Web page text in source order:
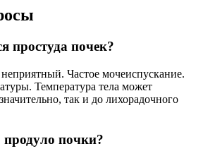
простуда почек?
Частое мочеиспускание.
Температура тела может
так и до лихорадочного
почки?